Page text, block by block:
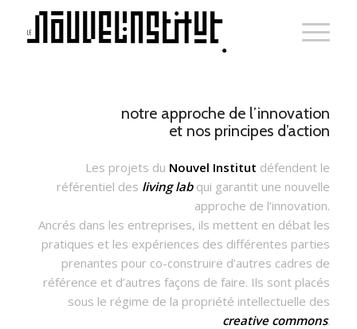
notre approche de l’innovation
et nos principes d’action
Les projets du Nouvel Institut défendent le
référentiel des living labqui garantit une nouvelle
approche de l’innovation.
Ancrés dans les entreprises, ils mettent en débat les
pratiques et les expériences des différentes parties
prenantes pour co-construire d’autres cadres de
référence et d’autres façons de faire. Ils sont placés
sous le régime de la propriété intellectuelle des
creative commons.